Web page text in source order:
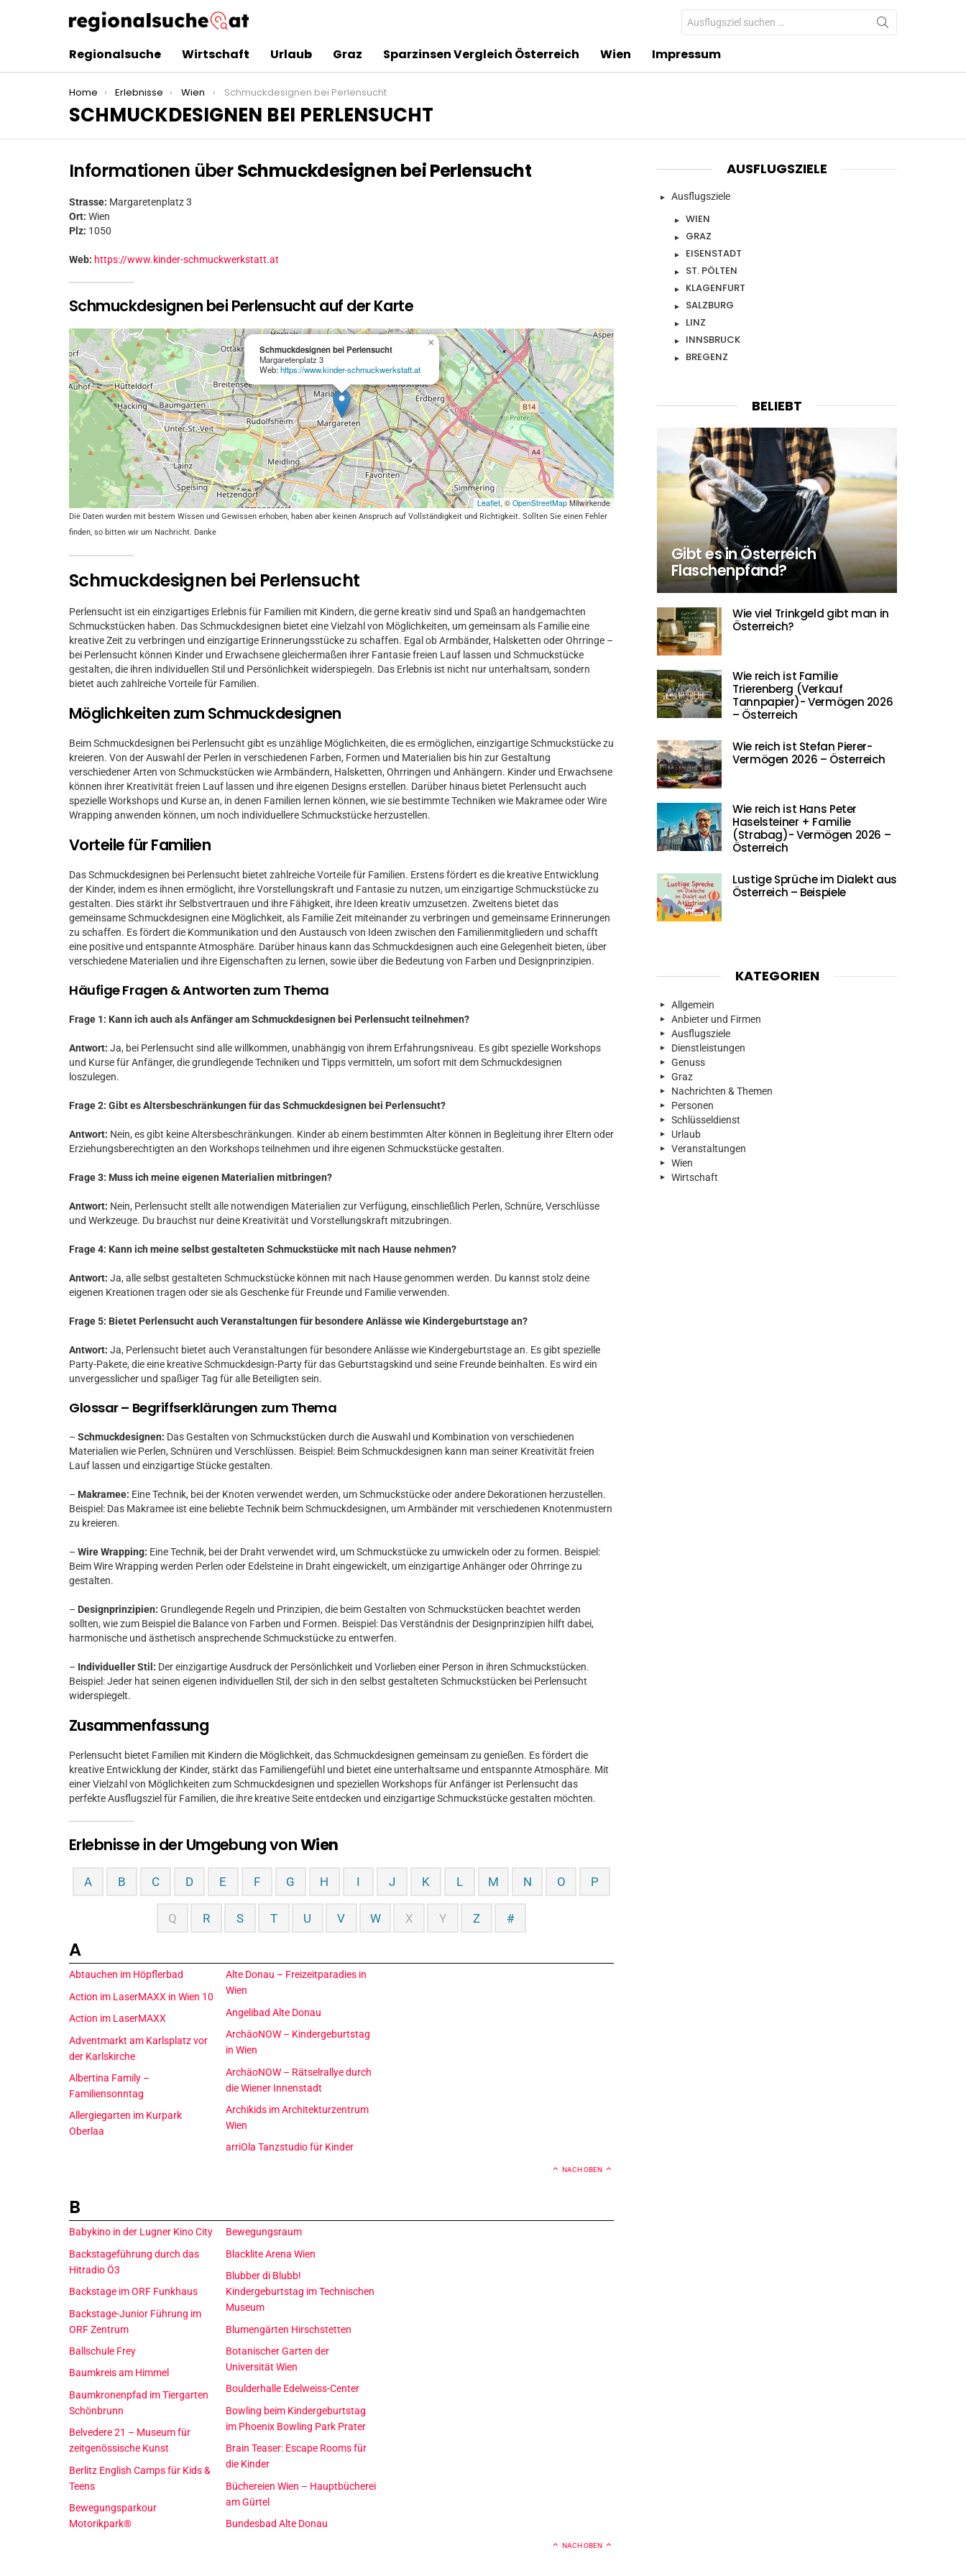
Search
for:
Regionalsuche Wirtschaft Urlaub Graz Sparzinsen Vergleich Österreich Wien Impressum
You are here:
Home Erlebnisse Wien Schmuckdesignen bei Perlensucht
SCHMUCKDESIGNEN BEI PERLENSUCHT
Informationen überSchmuckdesignen bei Perlensucht
Strasse: Margaretenplatz 3
Ort: Wien
Plz: 1050
Web: https://www.kinder-schmuckwerkstatt.at
Schmuckdesignen bei Perlensucht auf der Karte
Schmuckdesignen bei Perlensucht
Margaretenplatz 3
Web:https://www.kinder-schmuckwerkstatt.at
×
Leaflet, © OpenStreetMapMitwirkende
Die Daten wurden mit bestem Wissen und Gewissen erhoben, haben aber keinen Anspruch auf Vollständigkeit und Richtigkeit. Sollten Sie einen Fehler
finden, so bitten wir um Nachricht. Danke
Schmuckdesignen bei Perlensucht
Perlensucht ist ein einzigartiges Erlebnis für Familien mit Kindern, die gerne kreativ sind und Spaß an handgemachten
Schmuckstücken haben. Das Schmuckdesignen bietet eine Vielzahl von Möglichkeiten, um gemeinsam als Familie eine
kreative Zeit zu verbringen und einzigartige Erinnerungsstücke zu schaffen. Egal ob Armbänder, Halsketten oder Ohrringe –
bei Perlensucht können Kinder und Erwachsene gleichermaßen ihrer Fantasie freien Lauf lassen und Schmuckstücke
gestalten, die ihren individuellen Stil und Persönlichkeit widerspiegeln. Das Erlebnis ist nicht nur unterhaltsam, sondern
bietet auch zahlreiche Vorteile für Familien.
Möglichkeiten zum Schmuckdesignen
Beim Schmuckdesignen bei Perlensucht gibt es unzählige Möglichkeiten, die es ermöglichen, einzigartige Schmuckstücke zu
kreieren. Von der Auswahl der Perlen in verschiedenen Farben, Formen und Materialien bis hin zur Gestaltung
verschiedener Arten von Schmuckstücken wie Armbändern, Halsketten, Ohrringen und Anhängern. Kinder und Erwachsene
können ihrer Kreativität freien Lauf lassen und ihre eigenen Designs erstellen. Darüber hinaus bietet Perlensucht auch
spezielle Workshops und Kurse an, in denen Familien lernen können, wie sie bestimmte Techniken wie Makramee oder Wire
Wrapping anwenden können, um noch individuellere Schmuckstücke herzustellen.
Vorteile für Familien
Das Schmuckdesignen bei Perlensucht bietet zahlreiche Vorteile für Familien. Erstens fördert es die kreative Entwicklung
der Kinder, indem es ihnen ermöglicht, ihre Vorstellungskraft und Fantasie zu nutzen, um einzigartige Schmuckstücke zu
gestalten. Dies stärkt ihr Selbstvertrauen und ihre Fähigkeit, ihre Ideen kreativ umzusetzen. Zweitens bietet das
gemeinsame Schmuckdesignen eine Möglichkeit, als Familie Zeit miteinander zu verbringen und gemeinsame Erinnerungen
zu schaffen. Es fördert die Kommunikation und den Austausch von Ideen zwischen den Familienmitgliedern und schafft
eine positive und entspannte Atmosphäre. Darüber hinaus kann das Schmuckdesignen auch eine Gelegenheit bieten, über
verschiedene Materialien und ihre Eigenschaften zu lernen, sowie über die Bedeutung von Farben und Designprinzipien.
Häufige Fragen & Antworten zum Thema
Frage 1: Kann ich auch als Anfänger am Schmuckdesignen bei Perlensucht teilnehmen?
Antwort: Ja, bei Perlensucht sind alle willkommen, unabhängig von ihrem Erfahrungsniveau. Es gibt spezielle Workshops
und Kurse für Anfänger, die grundlegende Techniken und Tipps vermitteln, um sofort mit dem Schmuckdesignen
loszulegen.
Frage 2: Gibt es Altersbeschränkungen für das Schmuckdesignen bei Perlensucht?
Antwort: Nein, es gibt keine Altersbeschränkungen. Kinder ab einem bestimmten Alter können in Begleitung ihrer Eltern oder
Erziehungsberechtigten an den Workshops teilnehmen und ihre eigenen Schmuckstücke gestalten.
Frage 3: Muss ich meine eigenen Materialien mitbringen?
Antwort: Nein, Perlensucht stellt alle notwendigen Materialien zur Verfügung, einschließlich Perlen, Schnüre, Verschlüsse
und Werkzeuge. Du brauchst nur deine Kreativität und Vorstellungskraft mitzubringen.
Frage 4: Kann ich meine selbst gestalteten Schmuckstücke mit nach Hause nehmen?
Antwort: Ja, alle selbst gestalteten Schmuckstücke können mit nach Hause genommen werden. Du kannst stolz deine
eigenen Kreationen tragen oder sie als Geschenke für Freunde und Familie verwenden.
Frage 5: Bietet Perlensucht auch Veranstaltungen für besondere Anlässe wie Kindergeburtstage an?
Antwort: Ja, Perlensucht bietet auch Veranstaltungen für besondere Anlässe wie Kindergeburtstage an. Es gibt spezielle
Party-Pakete, die eine kreative Schmuckdesign-Party für das Geburtstagskind und seine Freunde beinhalten. Es wird ein
unvergesslicher und spaßiger Tag für alle Beteiligten sein.
Glossar – Begriffserklärungen zum Thema
– Schmuckdesignen: Das Gestalten von Schmuckstücken durch die Auswahl und Kombination von verschiedenen
Materialien wie Perlen, Schnüren und Verschlüssen. Beispiel: Beim Schmuckdesignen kann man seiner Kreativität freien
Lauf lassen und einzigartige Stücke gestalten.
– Makramee: Eine Technik, bei der Knoten verwendet werden, um Schmuckstücke oder andere Dekorationen herzustellen.
Beispiel: Das Makramee ist eine beliebte Technik beim Schmuckdesignen, um Armbänder mit verschiedenen Knotenmustern
zu kreieren.
– Wire Wrapping: Eine Technik, bei der Draht verwendet wird, um Schmuckstücke zu umwickeln oder zu formen. Beispiel:
Beim Wire Wrapping werden Perlen oder Edelsteine in Draht eingewickelt, um einzigartige Anhänger oder Ohrringe zu
gestalten.
– Designprinzipien: Grundlegende Regeln und Prinzipien, die beim Gestalten von Schmuckstücken beachtet werden
sollten, wie zum Beispiel die Balance von Farben und Formen. Beispiel: Das Verständnis der Designprinzipien hilft dabei,
harmonische und ästhetisch ansprechende Schmuckstücke zu entwerfen.
– Individueller Stil: Der einzigartige Ausdruck der Persönlichkeit und Vorlieben einer Person in ihren Schmuckstücken.
Beispiel: Jeder hat seinen eigenen individuellen Stil, der sich in den selbst gestalteten Schmuckstücken bei Perlensucht
widerspiegelt.
Zusammenfassung
Perlensucht bietet Familien mit Kindern die Möglichkeit, das Schmuckdesignen gemeinsam zu genießen. Es fördert die
kreative Entwicklung der Kinder, stärkt das Familiengefühl und bietet eine unterhaltsame und entspannte Atmosphäre. Mit
einer Vielzahl von Möglichkeiten zum Schmuckdesignen und speziellen Workshops für Anfänger ist Perlensucht das
perfekte Ausflugsziel für Familien, die ihre kreative Seite entdecken und einzigartige Schmuckstücke gestalten möchten.
Erlebnisse in der Umgebung vonWien
A B C D E F G H I J K L M N O P
Q R S T U V W X Y Z #
A
Abtauchen im Höpflerbad
Action im LaserMAXX in Wien 10
Action im LaserMAXX
Adventmarkt am Karlsplatz vor
der Karlskirche
Albertina Family –
Familiensonntag
Allergiegarten im Kurpark
Oberlaa
Alte Donau – Freizeitparadies in
Wien
Angelibad Alte Donau
ArchäoNOW – Kindergeburtstag
in Wien
ArchäoNOW – Rätselrallye durch
die Wiener Innenstadt
Archikids im Architekturzentrum
Wien
arriOla Tanzstudio für Kinder
NACH OBEN
B
Babykino in der Lugner Kino City
Backstageführung durch das
Hitradio Ö3
Backstage im ORF Funkhaus
Backstage-Junior Führung im
ORF Zentrum
Ballschule Frey
Baumkreis am Himmel
Baumkronenpfad im Tiergarten
Schönbrunn
Belvedere 21 – Museum für
zeitgenössische Kunst
Berlitz English Camps für Kids &
Teens
Bewegungsparkour
Motorikpark®
Bewegungsraum
Blacklite Arena Wien
Blubber di Blubb!
Kindergeburtstag im Technischen
Museum
Blumengärten Hirschstetten
Botanischer Garten der
Universität Wien
Boulderhalle Edelweiss-Center
Bowling beim Kindergeburtstag
im Phoenix Bowling Park Prater
Brain Teaser: Escape Rooms für
die Kinder
Büchereien Wien – Hauptbücherei
am Gürtel
Bundesbad Alte Donau
NACH OBEN
AUSFLUGSZIELE
Ausflugsziele
WIEN
GRAZ
EISENSTADT
ST. PÖLTEN
KLAGENFURT
SALZBURG
LINZ
INNSBRUCK
BREGENZ
BELIEBT
Gibt es in Österreich
Flaschenpfand?
Wie viel Trinkgeld gibt man in
Österreich?
Wie reich ist Familie
Trierenberg (Verkauf
Tannpapier)- Vermögen 2026
– Österreich
Wie reich ist Stefan Pierer-
Vermögen 2026 – Österreich
Wie reich ist Hans Peter
Haselsteiner + Familie
(Strabag)- Vermögen 2026 –
Österreich
Lustige Sprüche im Dialekt aus
Österreich – Beispiele
KATEGORIEN
Allgemein
Anbieter und Firmen
Ausflugsziele
Dienstleistungen
Genuss
Graz
Nachrichten & Themen
Personen
Schlüsseldienst
Urlaub
Veranstaltungen
Wien
Wirtschaft